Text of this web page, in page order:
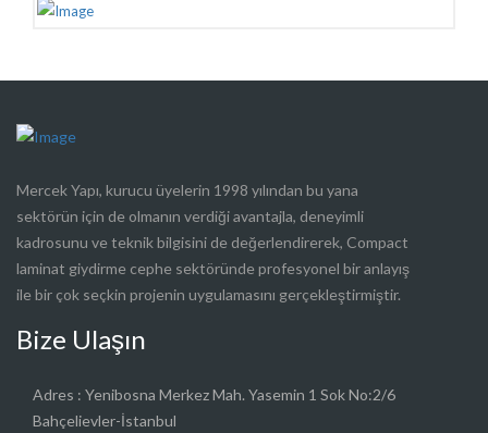
Mercek Yapı, kurucu üyelerin 1998 yılından bu yana
sektörün için de olmanın verdiği avantajla, deneyimli
kadrosunu ve teknik bilgisini de değerlendirerek, Compact
laminat giydirme cephe sektöründe profesyonel bir anlayış
ile bir çok seçkin projenin uygulamasını gerçekleştirmiştir.
Bize Ulaşın
Adres : Yenibosna Merkez Mah. Yasemin 1 Sok No:2/6
Bahçelievler-İstanbul